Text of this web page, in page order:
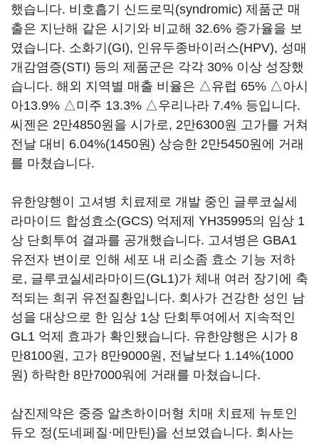
했습니다. 비호흡기 신드로믹(syndromic) 제품군 매
출은 지난해 같은 시기와 비교해 32.6% 증가율을 보
였습니다. 소화기(GI), 인유두종바이러스(HPV), 성매
개감염증(STI) 등의 제품군은 각각 30% 이상 성장했
습니다. 해외 지역별 매출 비율은 △유럽 65% △아시
아13.9% △미주 13.3% △우리나라 7.4% 등입니다.
씨젠은 2만4850원을 시가로, 2만6300원 고가를 거쳐
전날 대비 6.04%(1450원) 상승한 2만5450원에 거래
를 마쳤습니다.
유한양행이 고셔병 치료제로 개발 중인 글루코실세
라마이드 합성효소(GCS) 억제제 YH35995의 임상 1
상 단회투여 결과를 공개했습니다. 고셔병은 GBA1
유전자 변이로 인해 세포 내 리소좀 효소 기능 저하
로, 글루코실세라마이드(GL1)가 체내 여러 장기에 축
적되는 희귀 유전질환입니다. 회사가 건강한 성인 남
성을 대상으로 한 임상 1상 단회투여에서 지속적인
GL1 억제 효과가 확인됐습니다. 유한양행은 시가 8
만8100원, 고가 8만9000원, 전날보다 1.14%(1000
원) 하락한 8만7000워에 거래를 마쳤습니다.
삼진제약은 중증 알츠하이머형 치매 치료제 뉴토인
듀오 정(도네페질·메만틴)을 선보였습니다. 회사는